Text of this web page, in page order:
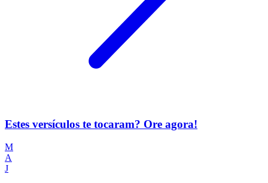
Estes versículos te tocaram? Ore agora!
M
A
J